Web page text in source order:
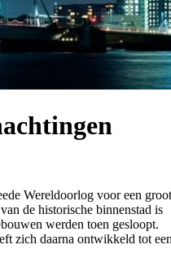
Wereldoorlog voor een groot
de historische binnenstad is
werden toen gesloopt.
zich daarna ontwikkeld tot